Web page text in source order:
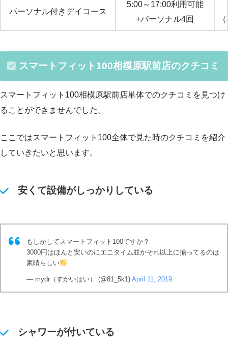
パーソナル付きデイコース
5:00～17:00利用可能
+パーソナル4回
スマートフィット100相模原駅前店のクチコミ
スマートフィット100相模原駅前店単体でのクチコミを見つけ
ることができませんでした。
ここではスマートフィット100全体で見た時のクチコミを紹介
していきたいと思います。
安くて設備がしっかりしている
もしかしてスマートフィット100ですか？
3000円はほんと安いのにエニタイム並かそれ以上に揃ってるのは
素晴らしい
— mydr（すかいはい） (@81_5k1) April 11, 2019
シャワーが付いている